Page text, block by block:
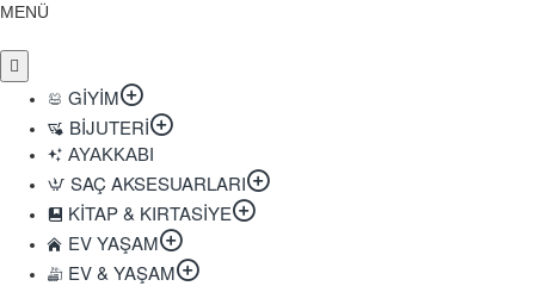
MENÜ
GIYIM
BIJUTERI
AYAKKABI
SAÇ AKSESUARLARI
KITAP & KIRTASIYE
EV YAŞAM
EV & YAŞAM